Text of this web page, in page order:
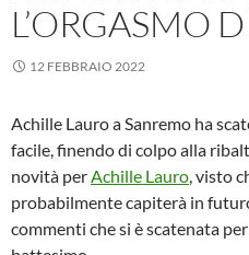
L’ORGASMO
12 FEBBRAIO 2022
Achille Lauro a Sanremo ha
facile, finendo di colpo alla
novità perAchille Lauro, visto
probabilmente capiterà in
commenti che si è scatenata